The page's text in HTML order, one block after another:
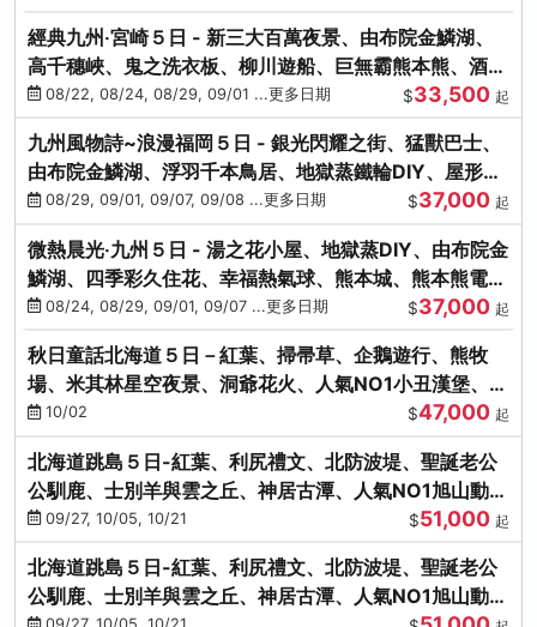
經典九州‧宮崎５日 - 新三大百萬夜景、由布院金鱗湖、
高千穗峽、鬼之洗衣板、柳川遊船、巨無霸熊本熊、酒造
見學試飲
08/22, 08/24, 08/29, 09/01 ...更多日期 $33,500 起
九州風物詩~浪漫福岡５日 - 銀光閃耀之街、猛獸巴士、
由布院金鱗湖、浮羽千本鳥居、地獄蒸鐵輪DIY、屋形船
晚宴、鸕鶿捕魚
08/29, 09/01, 09/07, 09/08 ...更多日期 $37,000 起
微熱晨光‧九州５日 - 湯之花小屋、地獄蒸DIY、由布院金
鱗湖、四季彩久住花、幸福熱氣球、熊本城、熊本熊電
鐵、螃蟹吃到飽
08/24, 08/29, 09/01, 09/07 ...更多日期 $37,000 起
秋日童話北海道５日－紅葉、掃帚草、企鵝遊行、熊牧
場、米其林星空夜景、洞爺花火、人氣NO1小丑漢堡、螃
蟹放題(千/函)
10/02 $47,000 起
北海道跳島５日-紅葉、利尻禮文、北防波堤、聖誕老公
公馴鹿、士別羊與雲之丘、神居古潭、人氣NO1旭山動物
園、海膽涮涮鍋
09/27, 10/05, 10/21 $51,000 起
北海道跳島５日-紅葉、利尻禮文、北防波堤、聖誕老公
公馴鹿、士別羊與雲之丘、神居古潭、人氣NO1旭山動物